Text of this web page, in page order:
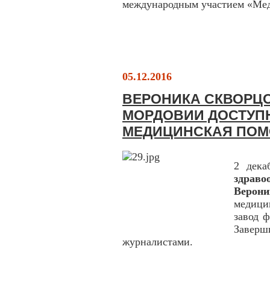
международным участием
05.12.2016
ВЕРОНИКА
МОРДОВИИ
МЕДИЦИНСКАЯ
2
завод
журналистами.